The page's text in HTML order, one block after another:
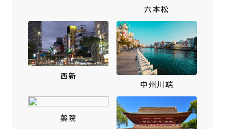
六本松
西新
中州川端
薬院